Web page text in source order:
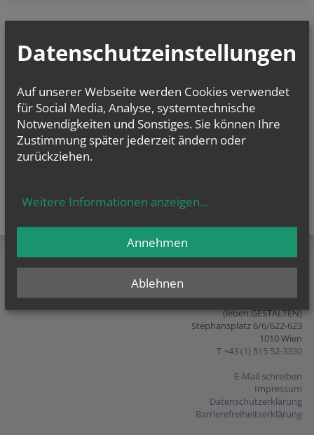
teilen tweet pin it
Bildung in Beziehungen, Ehen
und Familien
(leben.GESTALTEN)
Stephansplatz 6/6/622-623
1010 Wien
T +43 (1) 515 52-3330
E-Mail schreiben
Impressum
Datenschutzerklärung
Barrierefreiheitserklärung
Datenschutzeinstellungen
Auf unserer Webseite werden Cookies verwendet
für Social Media, Analyse, systemtechnische
Notwendigkeiten und Sonstiges. Sie können Ihre
Zustimmung später jederzeit ändern oder
zurückziehen.
Weitere Informationen anzeigen...
Ablehnen
Annehmen